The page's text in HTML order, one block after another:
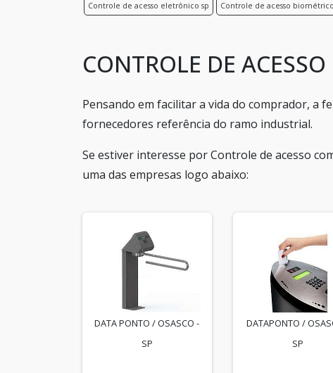
Controle de acesso eletrônico sp Controle de acesso biométrico
CONTROLE DE
Pensando em facilitar a vida do comprador, a
fornecedores referência do ramo industrial.
Se estiver interesse por Controle de acesso
uma das empresas logo abaixo:
DATA PONTO / OSASCO -
SP
DATAPONTO /
SP